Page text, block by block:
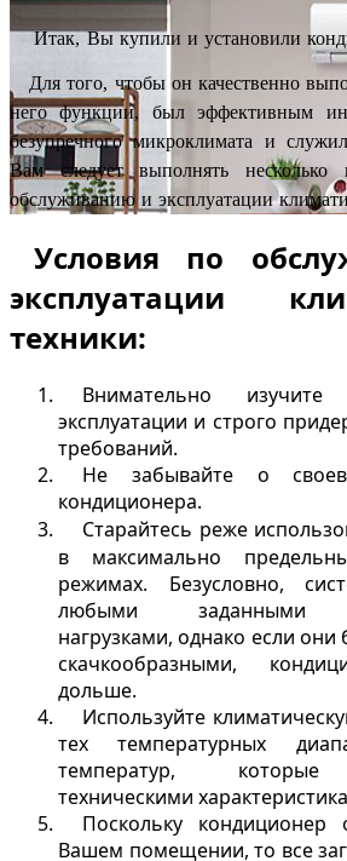
Итак, Вы купили и установили
Для того, чтобы он качественно
него функции, был эффективным
безупречного микроклимата и
Вам следует выполнять
обслуживанию и эксплуатации
Условия по
эксплуатации
техники:
Внимательно
эксплуатации и строго
требований.
Не забывайте о
кондиционера.
Старайтесь реже
в максимально
режимах. Безусловно,
любыми заданными
нагрузками, однако если
скачкообразными,
дольше.
Используйте
тех температурных
температур, которые
техническими
Поскольку
Вашем помещении, то все